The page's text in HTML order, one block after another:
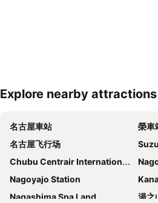
展開地圖
Explore nearby attractions
名古屋車站
榮車
名古屋飞行场
Chubu Centrair International Airport
Nagoyajo Station
Nagashima Spa Land
湯之